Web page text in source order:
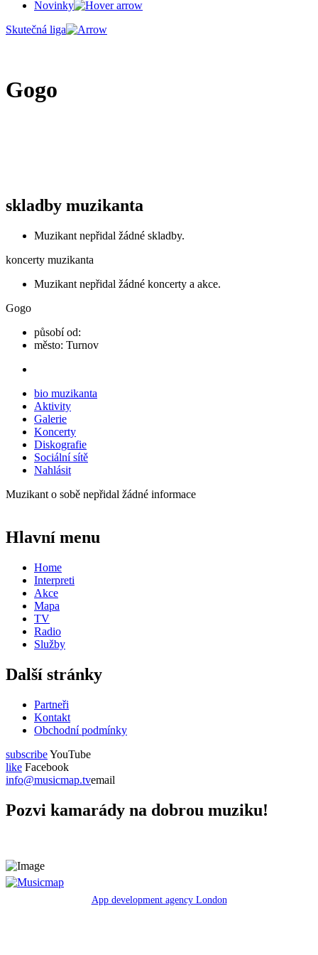
Novinky
Skutečná liga
Gogo
skladby muzikanta
Muzikant nepřidal žádné skladby.
koncerty muzikanta
Muzikant nepřidal žádné koncerty a akce.
Gogo
působí od:
město: Turnov
bio muzikanta
Aktivity
Galerie
Koncerty
Diskografie
Sociální sítě
Nahlásit
Muzikant o sobě nepřidal žádné informace
Hlavní menu
Home
Interpreti
Akce
Mapa
TV
Radio
Služby
Další stránky
Partneři
Kontakt
Obchodní podmínky
subscribeYouTube
like Facebook
info@musicmap.tvemail
Pozvi kamarády na dobrou muziku!
App development agency London